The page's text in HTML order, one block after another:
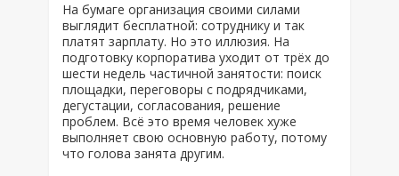
На бумаге организация своими силами
выглядит бесплатной: сотруднику и так
платят зарплату. Но это иллюзия. На
подготовку корпоратива уходит от трёх до
шести недель частичной занятости: поиск
площадки, переговоры с подрядчиками,
дегустации, согласования, решение
проблем. Всё это время человек хуже
выполняет свою основную работу, потому
что голова занята другим.